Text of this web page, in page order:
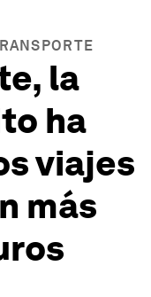
la
ha
viajes
más